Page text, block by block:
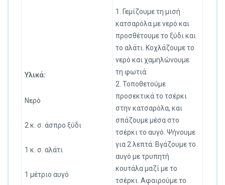
Υλικά:
Νερό
2 κ. σ. άσπρο ξύδι
1 κ. σ. αλάτι
1 μέτριο αυγό
1. Γεμίζουμε τη μισή
κατσαρόλα με νερό και
προσθέτουμε το ξύδι και
το αλάτι. Κοχλάζουμε το
νερό και χαμηλώνουμε
τη φωτιά.
2. Τοποθετούμε
προσεκτικά το τσέρκι
στην κατσαρόλα, και
σπάζουμε μέσα στο
τσέρκι το αυγό. Ψήνουμε
για 2 λεπτά. Βγάζουμε το
αυγό με τρυπητή
κουτάλα μαζί με το
τσέρκι. Αφαιρούμε το